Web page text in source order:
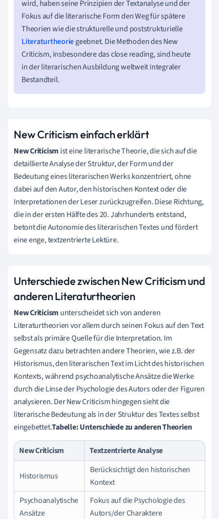
wird, haben seine Prinzipien der Textanalyse und der
Fokus auf die literarische Form den Weg für spätere
Theorien wie die strukturelle und poststrukturielle
Literaturtheoriegeebnet. Die Methoden des New
Criticism, insbesondere das close reading, sind heute
in der literarischen Ausbildung weltweit integraler
Bestandteil.
New Criticism einfach erklärt
New Criticism ist eine literarische Theorie, die sich auf die
detaillierte Analyse der Struktur, der Form und der
Bedeutung eines literarischen Werks konzentriert, ohne
dabei auf den Autor, den historischen Kontext oder die
Interpretationen der Leser zurückzugreifen. Diese Richtung,
die in der ersten Hälfte des 20. Jahrhunderts entstand,
betont die Autonomie des literarischen Textes und fördert
eine enge, textzentrierte Lektüre.
Unterschiede zwischen New Criticism und
anderen Literaturtheorien
New Criticism unterscheidet sich von anderen
Literaturtheorien vor allem durch seinen Fokus auf den Text
selbst als primäre Quelle für die Interpretation. Im
Gegensatz dazu betrachten andere Theorien, wie z.B. der
Historismus, den literarischen Text im Licht des historischen
Kontexts, während psychoanalytische Ansätze die Werke
durch die Linse der Psychologie des Autors oder der Figuren
analysieren. Der New Criticism hingegen sieht die
literarische Bedeutung als in der Struktur des Textes selbst
eingebettet.Tabelle: Unterschiede zu anderen Theorien
New Criticism Textzentrierte Analyse
Historismus
Berücksichtigt den historischen
Kontext
Psychoanalytische
Ansätze
Fokus auf die Psychologie des
Autors/der Charaktere